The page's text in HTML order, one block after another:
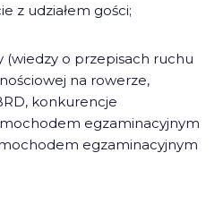
z udziałem gości;
(wiedzy o przepisach ruchu
na rowerze,
konkurencje
egzaminacyjnym
egzaminacyjnym